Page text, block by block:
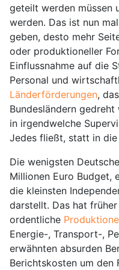
geteilt werden müssen
werden. Das ist nun
geben, desto mehr
oder produktioneller
Einflussnahme auf die
Personal und
Länderförderungen,
Bundesländern
in irgendwelche
Jedes fließt, statt in die
Die wenigsten
Millionen Euro Budget,
die kleinsten
darstellt. Das hat
ordentliche
Energie-, Transport-,
erwähnten absurden
Berichtskosten um den